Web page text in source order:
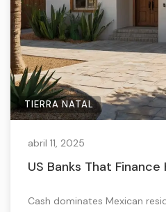
TIERRA NATAL
abril 11, 2025
US Banks That
Cash dominates Mexican